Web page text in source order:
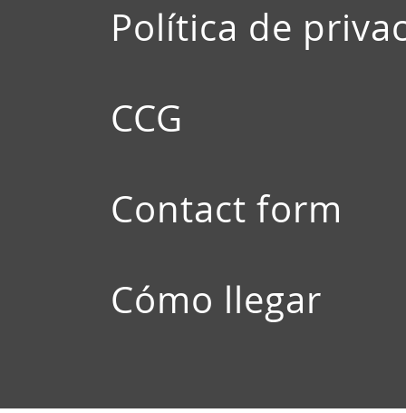
Política de
CCG
Contact form
Cómo llegar